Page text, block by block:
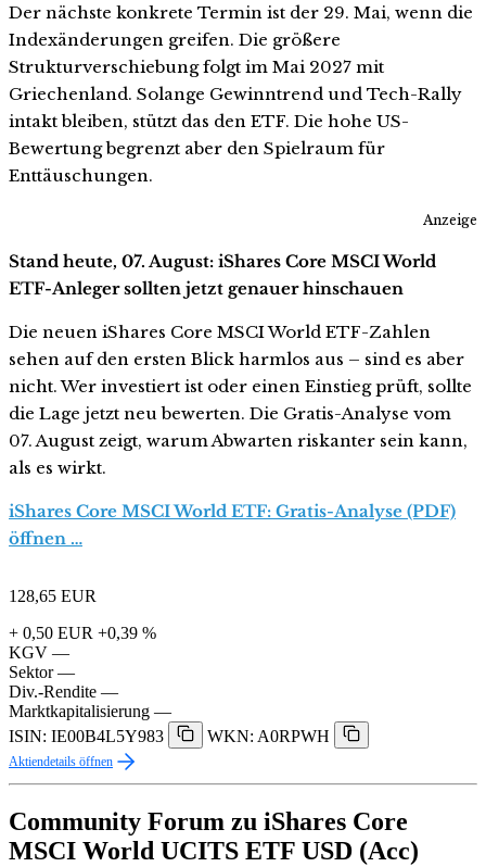
Der nächste konkrete Termin ist der 29. Mai, wenn die
Indexänderungen greifen. Die größere
Strukturverschiebung folgt im Mai 2027 mit
Griechenland. Solange Gewinntrend und Tech-Rally
intakt bleiben, stützt das den ETF. Die hohe US-
Bewertung begrenzt aber den Spielraum für
Enttäuschungen.
Anzeige
Stand heute, 07. August: iShares Core MSCI World
ETF-Anleger sollten jetzt genauer hinschauen
Die neuen iShares Core MSCI World ETF-Zahlen
sehen auf den ersten Blick harmlos aus – sind es aber
nicht. Wer investiert ist oder einen Einstieg prüft, sollte
die Lage jetzt neu bewerten. Die Gratis-Analyse vom
07. August zeigt, warum Abwarten riskanter sein kann,
als es wirkt.
iShares Core MSCI World ETF: Gratis-Analyse (PDF)
öffnen …
128,65 EUR
+ 0,50 EUR +0,39 %
KGV —
Sektor —
Div.-Rendite —
Marktkapitalisierung —
ISIN: IE00B4L5Y983
WKN: A0RPWH
Aktiendetails öffnen
Community Forum zu iShares Core
MSCI World UCITS ETF USD (Acc)